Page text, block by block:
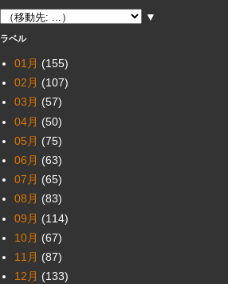
▼
ラベル
01月 (155)
02月 (107)
03月 (57)
04月 (50)
05月 (75)
06月 (63)
07月 (65)
08月 (83)
09月 (114)
10月 (67)
11月 (87)
12月 (133)